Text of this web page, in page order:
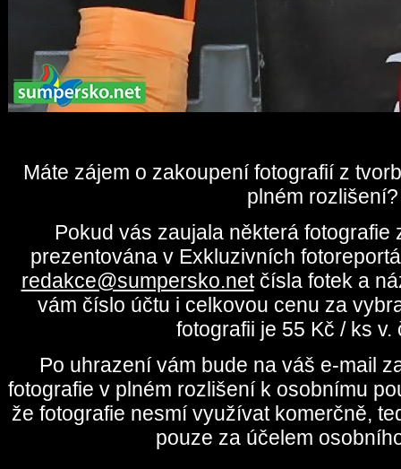
Máte zájem o zakoupení fotografií z
plném rozlišení?
Pokud vás zaujala některá fotografie
prezentována v Exkluzivních
redakce@sumpersko.netčísla fotek a
vám číslo účtu i celkovou cenu za
fotografii je 55 Kč / ks v.
Po uhrazení vám bude na váš e-mail
fotografie v plném rozlišení k osobnímu
že fotografie nesmí využívat komerčně,
pouze za účelem